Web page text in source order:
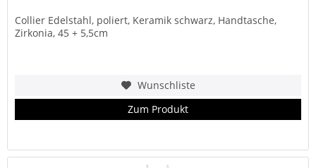
Collier Edelstahl, poliert, Keramik schwarz, Handtasche,
Zirkonia, 45 + 5,5cm
Wunschliste
Zum Produkt